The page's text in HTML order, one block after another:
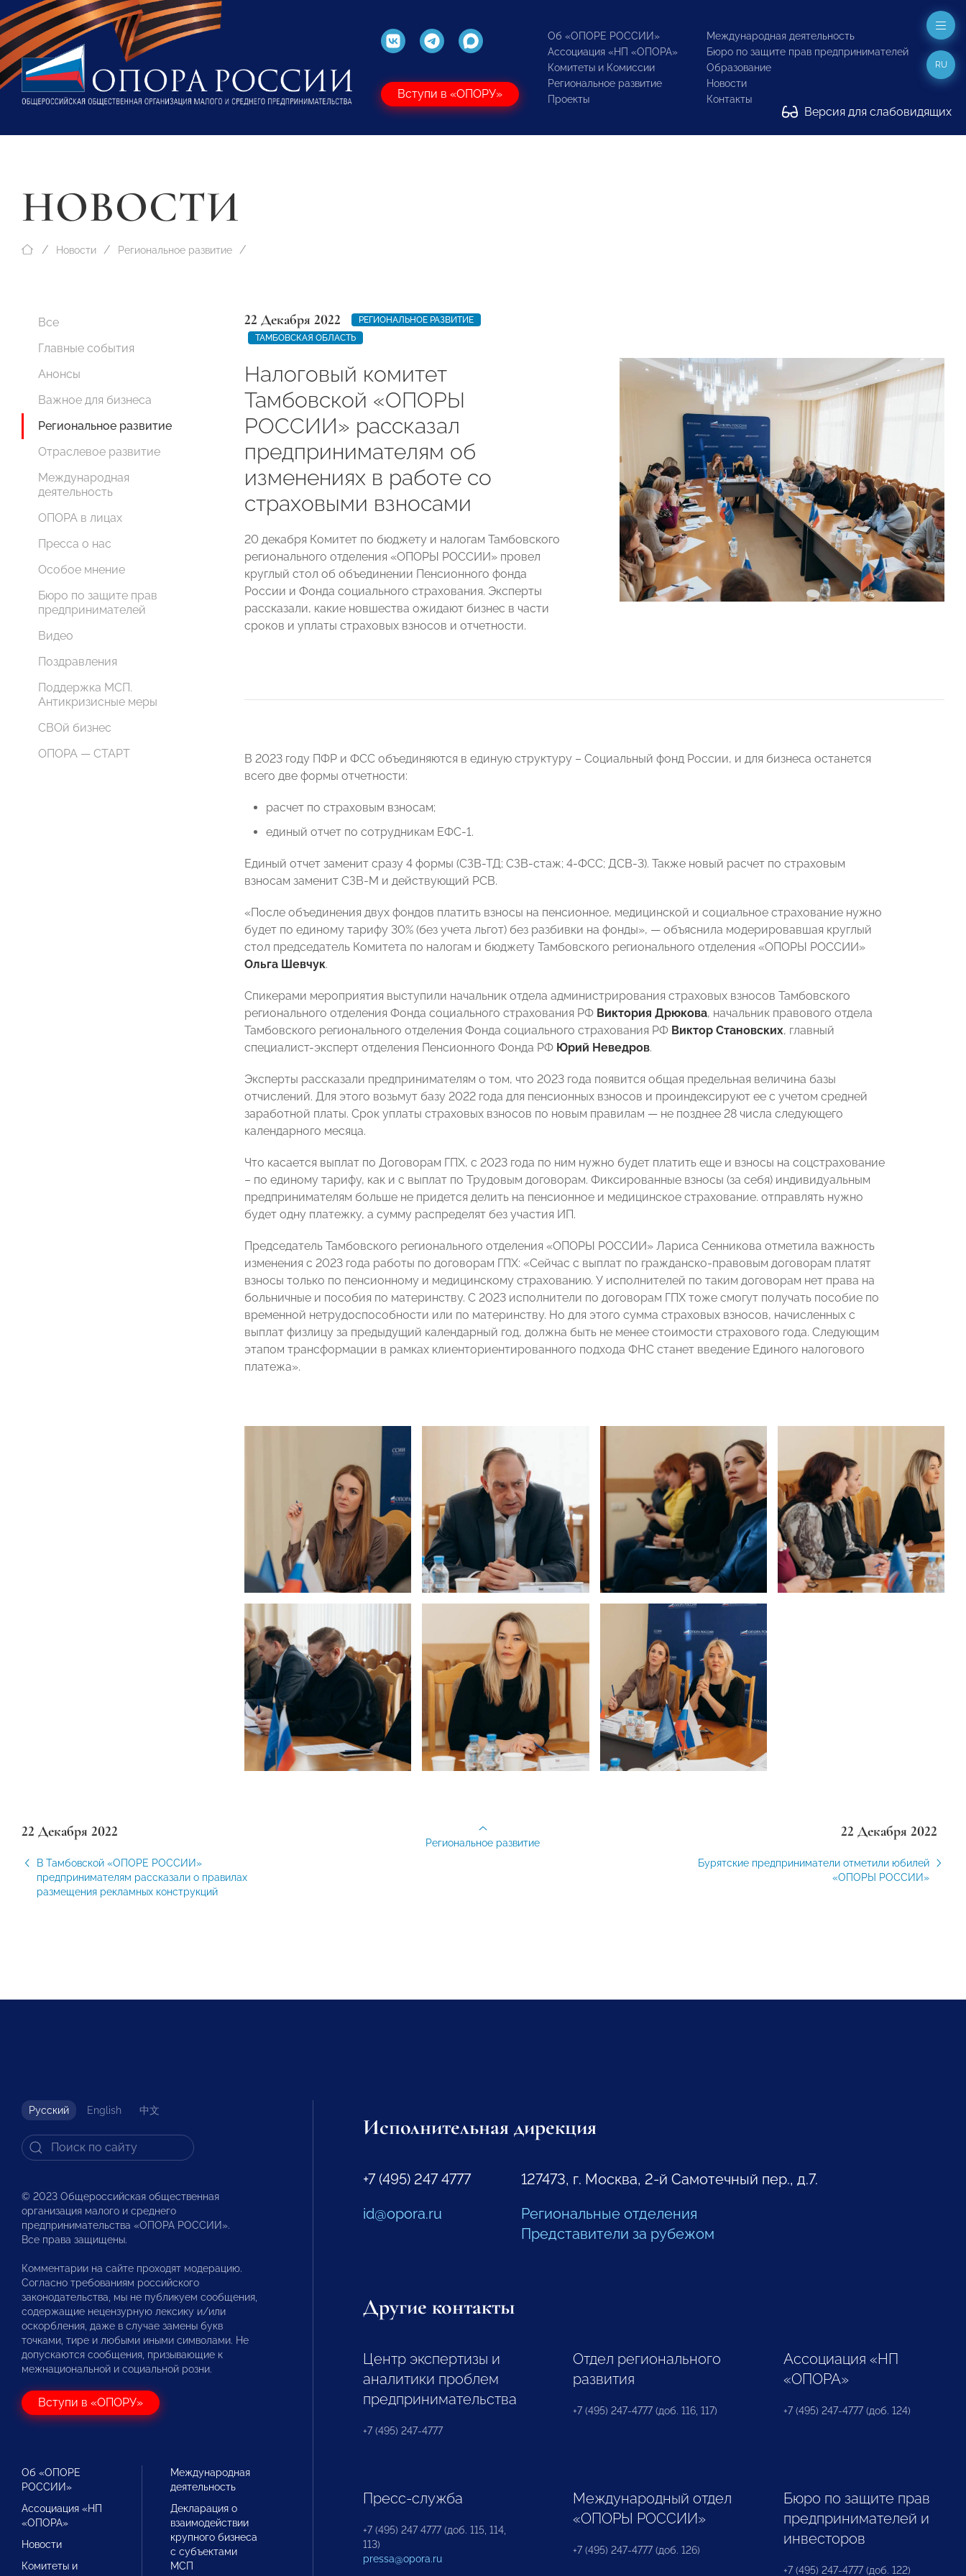
Вступи в «ОПОРУ»
Об «ОПОРЕ РОССИИ»
Ассоциация «НП «ОПОРА»
Комитеты и Комиссии
Региональное развитие
Проекты
Международная деятельность
Бюро по защите прав предпринимателей
Образование
Новости
Контакты
Версия для слабовидящих
RU
НОВОСТИ
Новости Региональное развитие
Все
Главные события
Анонсы
Важное для бизнеса
Региональное развитие
Отраслевое развитие
Международная
деятельность
ОПОРА в лицах
Пресса о нас
Особое мнение
Бюро по защите прав
предпринимателей
Видео
Поздравления
Поддержка МСП.
Антикризисные меры
СВОй бизнес
ОПОРА — СТАРТ
22 Декабря 2022
РЕГИОНАЛЬНОЕ РАЗВИТИЕ
ТАМБОВСКАЯ ОБЛАСТЬ
Налоговый комитет
Тамбовской «ОПОРЫ
РОССИИ» рассказал
предпринимателям об
изменениях в работе со
страховыми взносами
20 декабря Комитет по бюджету и налогам Тамбовского
регионального отделения «ОПОРЫ РОССИИ» провел
круглый стол об объединении Пенсионного фонда
России и Фонда социального страхования. Эксперты
рассказали, какие новшества ожидают бизнес в части
сроков и уплаты страховых взносов и отчетности.
В 2023 году ПФР и ФСС объединяются в единую структуру – Социальный фонд России, и для бизнеса останется
всего две формы отчетности:
расчет по страховым взносам;
единый отчет по сотрудникам ЕФС-1.
Единый отчет заменит сразу 4 формы (СЗВ-ТД; СЗВ-стаж; 4-ФСС; ДСВ-3). Также новый расчет по страховым
взносам заменит СЗВ-М и действующий РСВ.
«После объединения двух фондов платить взносы на пенсионное, медицинской и социальное страхование нужно
будет по единому тарифу 30% (без учета льгот) без разбивки на фонды», — объяснила модерировавшая круглый
стол председатель Комитета по налогам и бюджету Тамбовского регионального отделения «ОПОРЫ РОССИИ»
Ольга Шевчук.
Спикерами мероприятия выступили начальник отдела администрирования страховых взносов Тамбовского
регионального отделения Фонда социального страхования РФ Виктория Дрюкова, начальник правового отдела
Тамбовского регионального отделения Фонда социального страхования РФ Виктор Становских, главный
специалист-эксперт отделения Пенсионного Фонда РФ Юрий Неведров.
Эксперты рассказали предпринимателям о том, что 2023 года появится общая предельная величина базы
отчислений. Для этого возьмут базу 2022 года для пенсионных взносов и проиндексируют ее с учетом средней
заработной платы. Срок уплаты страховых взносов по новым правилам — не позднее 28 числа следующего
календарного месяца.
Что касается выплат по Договорам ГПХ, с 2023 года по ним нужно будет платить еще и взносы на соцстрахование
– по единому тарифу, как и с выплат по Трудовым договорам. Фиксированные взносы (за себя) индивидуальным
предпринимателям больше не придется делить на пенсионное и медицинское страхование. отправлять нужно
будет одну платежку, а сумму распределят без участия ИП.
Председатель Тамбовского регионального отделения «ОПОРЫ РОССИИ» Лариса Сенникова отметила важность
изменения с 2023 года работы по договорам ГПХ: «Сейчас с выплат по гражданско-правовым договорам платят
взносы только по пенсионному и медицинскому страхованию. У исполнителей по таким договорам нет права на
больничные и пособия по материнству. С 2023 исполнители по договорам ГПХ тоже смогут получать пособие по
временной нетрудоспособности или по материнству. Но для этого сумма страховых взносов, начисленных с
выплат физлицу за предыдущий календарный год, должна быть не менее стоимости страхового года. Следующим
этапом трансформации в рамках клиенториентированного подхода ФНС станет введение Единого налогового
платежа».
22 Декабря 2022
В Тамбовской «ОПОРЕ РОССИИ»
предпринимателям рассказали о правилах
размещения рекламных конструкций
22 Декабря 2022
Бурятские предприниматели отметили юбилей
«ОПОРЫ РОССИИ»
Региональное развитие
Русский English 中文
© 2023 Общероссийская общественная
организация малого и среднего
предпринимательства «ОПОРА РОССИИ».
Все права защищены.
Комментарии на сайте проходят модерацию.
Согласно требованиям российского
законодательства, мы не публикуем сообщения,
содержащие нецензурную лексику и/или
оскорбления, даже в случае замены букв
точками, тире и любыми иными символами. Не
допускаются сообщения, призывающие к
межнациональной и социальной розни.
Вступи в «ОПОРУ»
Об «ОПОРЕ
РОССИИ»
Ассоциация «НП
«ОПОРА»
Новости
Комитеты и
Международная
деятельность
Декларация о
взаимодействии
крупного бизнеса
с субъектами
МСП
Исполнительная дирекция
+7 (495) 247 4777
id@opora.ru
127473, г. Москва, 2-й Самотечный пер., д.7.
Региональные отделения
Представители за рубежом
Другие контакты
Центр экспертизы и
аналитики проблем
предпринимательства
+7 (495) 247-4777
Отдел регионального
развития
+7 (495) 247-4777 (доб. 116, 117)
Ассоциация «НП
«ОПОРА»
+7 (495) 247-4777 (доб. 124)
Пресс-служба
+7 (495) 247 4777 (доб. 115, 114,
113)
pressa@opora.ru
Международный отдел
«ОПОРЫ РОССИИ»
+7 (495) 247-4777 (доб. 126)
Бюро по защите прав
предпринимателей и
инвесторов
+7 (495) 247-4777 (доб. 122)